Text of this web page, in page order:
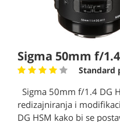
Sigma 50mm f/
Standard
Sigma 50mm f/1.4 DG
redizajniranja i
DG HSM kako bi se